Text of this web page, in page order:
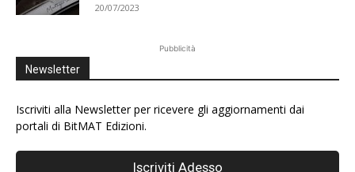
20/07/2023
Pubblicità
Newsletter
Iscriviti alla Newsletter per ricevere gli aggiornamenti dai
portali di BitMAT Edizioni.